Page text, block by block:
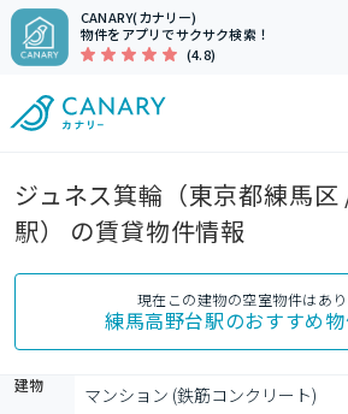
CANARY(カナリー)
物件をアプリでサクサク検索！
(4.8)
ジュネス箕輪（東京都練馬
駅） の賃貸物件情報
現在この建物の空室物件はあ
練馬高野台駅のおすすめ
建物 マンション (鉄筋コンクリート)